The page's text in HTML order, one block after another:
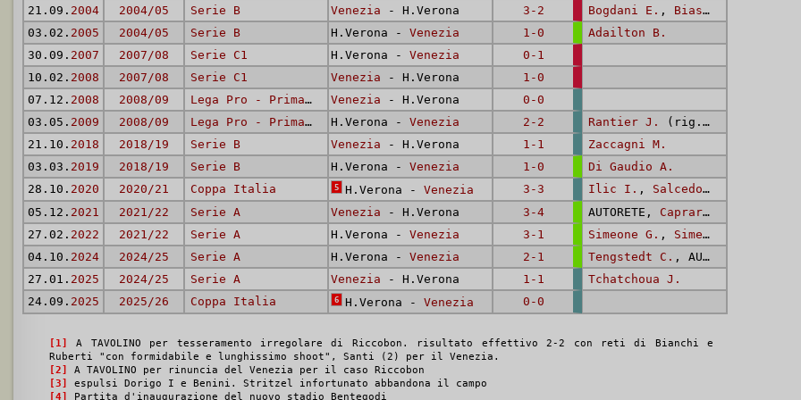
21.09. 2004 2004/05 Serie B Venezia - H.Verona 3-2 Bogdani E. , Biasi D.
03.02. 2005 2004/05 Serie B H.Verona - Venezia 1-0
Adailton B.
30.09. 2007 2007/08 Serie C1 H.Verona - Venezia
0-1
10.02. 2008 2007/08 Serie C1 Venezia - H.Verona
1-0
07.12. 2008 2008/09 Lega Pro - Prima Divisione Venezia - H.Verona
0-0
03.05. 2009 2008/09 Lega Pro - Prima Divisione H.Verona - Venezia 2-2 Rantier J. (rig.),
21.10. 2018 2018/19 Serie B Venezia - H.Verona 1-1
Zaccagni M.
03.03. 2019 2018/19 Serie B H.Verona - Venezia 1-0
Di Gaudio A.
28.10. 2020 2020/21 Coppa Italia 5 H.Verona - Venezia 3-3 Ilic I. , Salcedo E.
05.12. 2021 2021/22 Serie A Venezia - H.Verona 3-4 AUTORETE, Caprari G.
27.02. 2022 2021/22 Serie A H.Verona - Venezia 3-1 Simeone G. , Simeone G.
04.10. 2024 2024/25 Serie A H.Verona - Venezia 2-1 Tengstedt C. , AUTORETE
27.01. 2025 2024/25 Serie A Venezia - H.Verona 1-1
Tchatchoua J.
24.09. 2025 2025/26 Coppa Italia 6 H.Verona - Venezia 0-0
[1]
A TAVOLINO per tesseramento irregolare di Riccobon. risultato effettivo 2-2 con reti di Bianchi e
Ruberti "con formidabile e lunghissimo shoot", Santi (2) per il Venezia.
[2]
A TAVOLINO per rinuncia del Venezia per il caso Riccobon
[3]
espulsi Dorigo I e Benini. Stritzel infortunato abbandona il campo
[4]
Partita d'inaugurazione del nuovo stadio Bentegodi